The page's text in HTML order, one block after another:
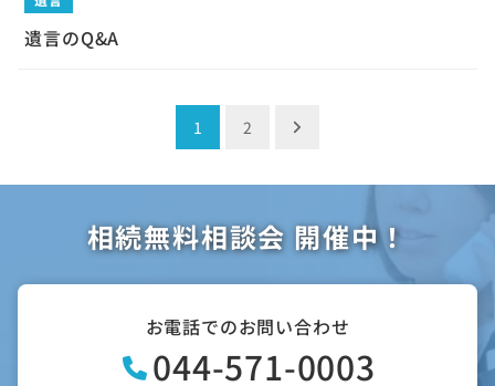
遺言のQ&A
ゲ
1 2
相続無料相談会 開催中！
お電話でのお問い合わせ
044-571-0003